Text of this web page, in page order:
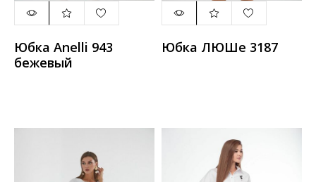
Юбка Anelli 943
бежевый
Юбка ЛЮШе 3187